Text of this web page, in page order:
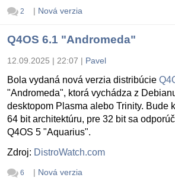
2 | Nová verzia
Q4OS 6.1 "Andromeda"
12.09.2025 | 22:07 | Pavel
Bola vydaná nová verzia distribúcie
"Andromeda", ktorá vychádza z
desktopom Plasma alebo Trinity. Bude
64 bit architektúru, pre 32 bit sa
Q4OS 5 "Aquarius".
Zdroj: DistroWatch.com
6 | Nová verzia